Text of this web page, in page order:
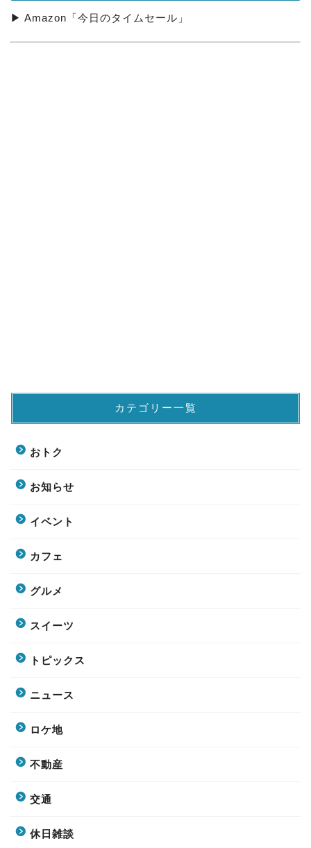
▶ Amazon「今日のタイムセール」
カテゴリー一覧
おトク
お知らせ
イベント
カフェ
グルメ
スイーツ
トピックス
ニュース
ロケ地
不動産
交通
休日雑談